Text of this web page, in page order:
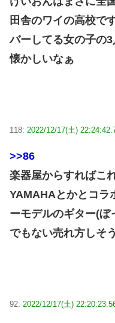
田舎のワイの高校で
バーしてる女の子の
懐かしいなぁ
118: 2022/12/17(土)
>>86
楽器屋からすればこ
YAMAHAとかとコラ
ーモデルのギター(ぼ
でもない売れ方しそ
92: 2022/12/17(土)